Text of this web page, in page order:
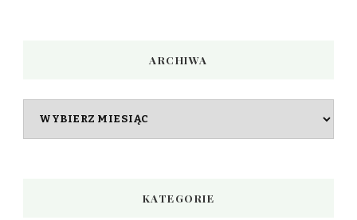
ARCHIWA
KATEGORIE